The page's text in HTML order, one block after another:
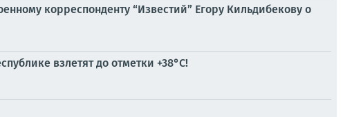
корреспонденту “Известий” Егору Кильдибекову о
взлетят до отметки +38°C!